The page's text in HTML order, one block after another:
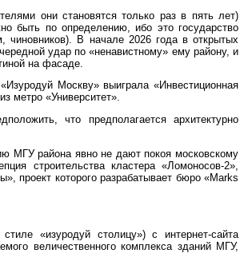
они становятся только раз в пять лет)
быть по определению, ибо это государство
чиновников). В начале 2026 года в открытых
удар по «ненавистному» ему району, и
на фасаде.
Москву» выиграла «Инвестиционная
метро «Университет».
что предполагается архитектурно
МГУ района явно не дают покоя московскому
строительства кластера «Ломоносов-2»,
проект которого разрабатывает бюро «Marks
«изуродуй столицу») с интернет-сайта
величественного комплекса зданий МГУ,